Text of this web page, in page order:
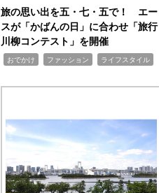
旅の思い出を五・七・五で！ エー
スが「かばんの日」に合わせ「旅行
川柳コンテスト」を開催
おでかけ ファッション ライフスタイル